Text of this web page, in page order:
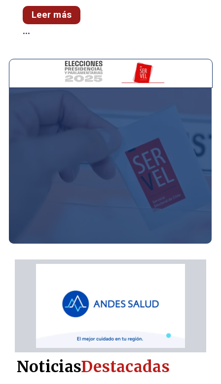
Leer más
...
NoticiasDestacadas